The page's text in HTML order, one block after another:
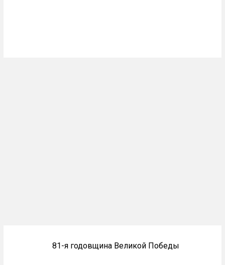
81-я годовщина Великой Победы